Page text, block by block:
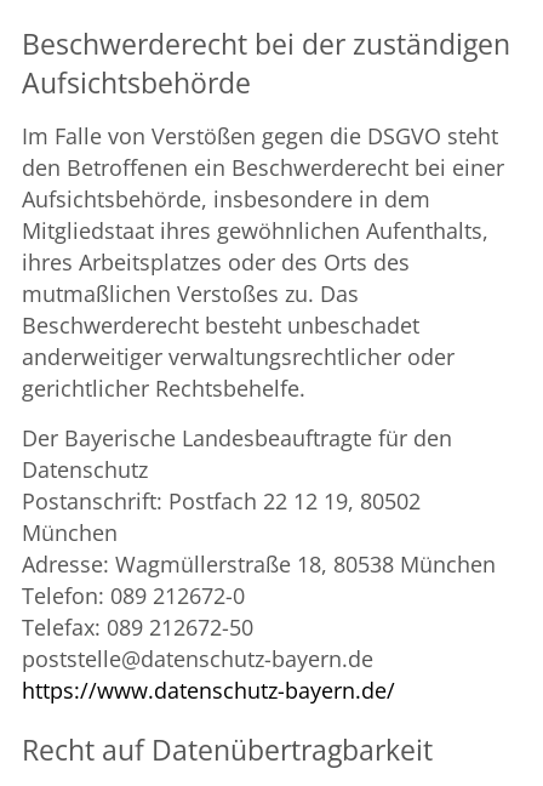
Beschwerde­recht bei der zuständigen
Aufsichts­behörde
Im Falle von Verstößen gegen die DSGVO steht
den Betroffenen ein Beschwerderecht bei einer
Aufsichtsbehörde, insbesondere in dem
Mitgliedstaat ihres gewöhnlichen Aufenthalts,
ihres Arbeitsplatzes oder des Orts des
mutmaßlichen Verstoßes zu. Das
Beschwerderecht besteht unbeschadet
anderweitiger verwaltungsrechtlicher oder
gerichtlicher Rechtsbehelfe.
Der Bayerische Landesbeauftragte für den
Datenschutz
Postanschrift: Postfach 22 12 19, 80502
München
Adresse: Wagmüllerstraße 18, 80538 München
Telefon: 089 212672-0
Telefax: 089 212672-50
poststelle@datenschutz-bayern.de
https://www.datenschutz-bayern.de/
Recht auf Daten­übertrag­barkeit